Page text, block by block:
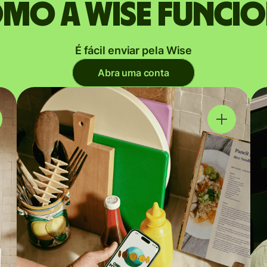
a Wise
É fácil enviar pela Wise
Abra uma conta